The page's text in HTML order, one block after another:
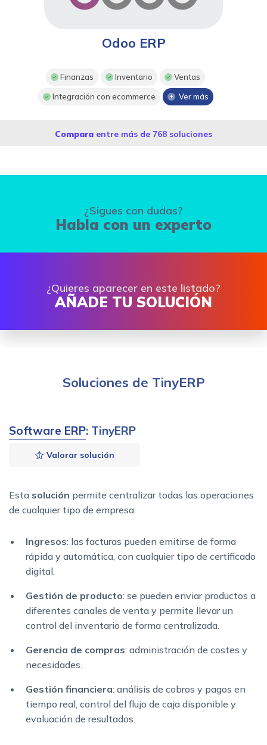
Odoo ERP
Finanzas Inventario Ventas
Integración con ecommerce Ver más
Compara entre más de 768 soluciones
¿Sigues con dudas?
Habla con un experto
¿Quieres aparecer en este listado?
AÑADE TU SOLUCIÓN
Soluciones de TinyERP
Software ERP: TinyERP
Valorar solución
Esta solución permite centralizar todas las operaciones
de cualquier tipo de empresa:
Ingresos: las facturas pueden emitirse de forma
rápida y automática, con cualquier tipo de certificado
digital.
Gestión de producto: se pueden enviar productos a
diferentes canales de venta y permite llevar un
control del inventario de forma centralizada.
Gerencia de compras: administración de costes y
necesidades.
Gestión financiera: análisis de cobros y pagos en
tiempo real, control del flujo de caja disponible y
evaluación de resultados.